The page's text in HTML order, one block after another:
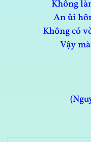
Không
An ủi
Không có
Vậy